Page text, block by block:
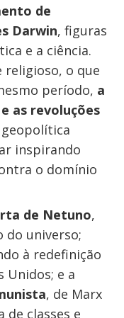
de
Darwin, figuras
e a ciência.
religioso, o que
período, a
as revoluções
inspirando
o domínio
de Netuno,
do universo;
à redefinição
Unidos; e a
, de Marx
de classes e